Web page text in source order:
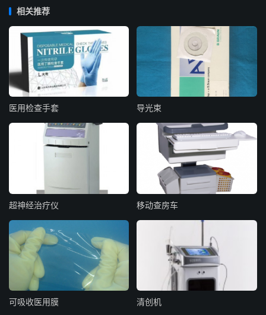
相关推荐
医用检查手套 导光束
超神经治疗仪 移动查房车
可吸收医用膜 清创机